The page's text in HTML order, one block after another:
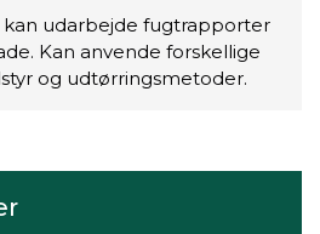
udarbejde fugtrapporter
Kan anvende forskellige
og udtørringsmetoder.